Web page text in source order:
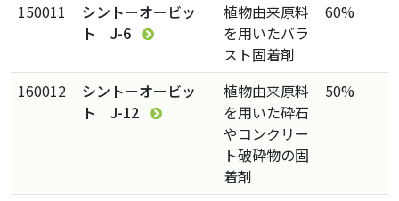
150011
シントーオービッ
ト J-6
植物由来原料
を用いたバラ
スト固着剤
60%
160012
シントーオービッ
ト J-12
植物由来原料
を用いた砕石
やコンクリー
ト破砕物の固
着剤
50%